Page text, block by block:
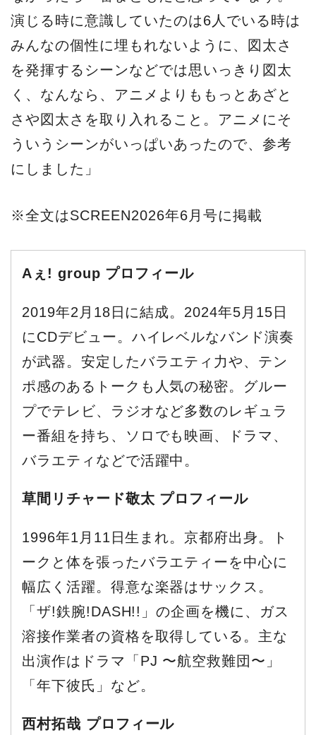
演じる時に意識していたのは6人でいる時は
みんなの個性に埋もれないように、図太さ
を発揮するシーンなどでは思いっきり図太
く、なんなら、アニメよりももっとあざと
さや図太さを取り入れること。アニメにそ
ういうシーンがいっぱいあったので、参考
にしました」
※全文はSCREEN2026年6月号に掲載
Aぇ! group プロフィール
2019年2月18日に結成。2024年5月15日
にCDデビュー。ハイレベルなバンド演奏
が武器。安定したバラエティ力や、テン
ポ感のあるトークも人気の秘密。グルー
プでテレビ、ラジオなど多数のレギュラ
ー番組を持ち、ソロでも映画、ドラマ、
バラエティなどで活躍中。
草間リチャード敬太 プロフィール
1996年1月11日生まれ。京都府出身。ト
ークと体を張ったバラエティーを中心に
幅広く活躍。得意な楽器はサックス。
「ザ!鉄腕!DASH!!」の企画を機に、ガス
溶接作業者の資格を取得している。主な
出演作はドラマ「PJ 〜航空救難団〜」
「年下彼氏」など。
西村拓哉 プロフィール